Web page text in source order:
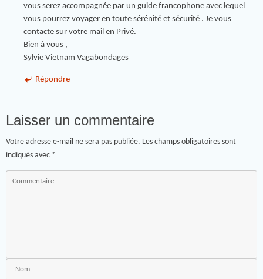
vous serez accompagnée par un guide francophone avec lequel
vous pourrez voyager en toute sérénité et sécurité . Je vous
contacte sur votre mail en Privé.
Bien à vous ,
Sylvie Vietnam Vagabondages
Répondre
Laisser un commentaire
Votre adresse e-mail ne sera pas publiée. Les champs obligatoires sont
indiqués avec *